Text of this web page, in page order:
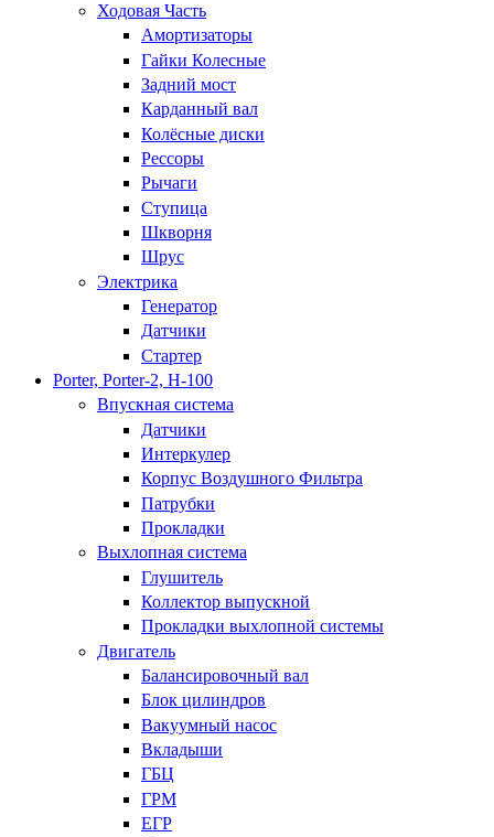
Ходовая Часть
Амортизаторы
Гайки Колесные
Задний мост
Карданный вал
Колёсные диски
Рессоры
Рычаги
Ступица
Шкворня
Шрус
Электрика
Генератор
Датчики
Стартер
Porter, Porter-2, H-100
Впускная система
Датчики
Интеркулер
Корпус Воздушного Фильтра
Патрубки
Прокладки
Выхлопная система
Глушитель
Коллектор выпускной
Прокладки выхлопной системы
Двигатель
Балансировочный вал
Блок цилиндров
Вакуумный насос
Вкладыши
ГБЦ
ГРМ
ЕГР